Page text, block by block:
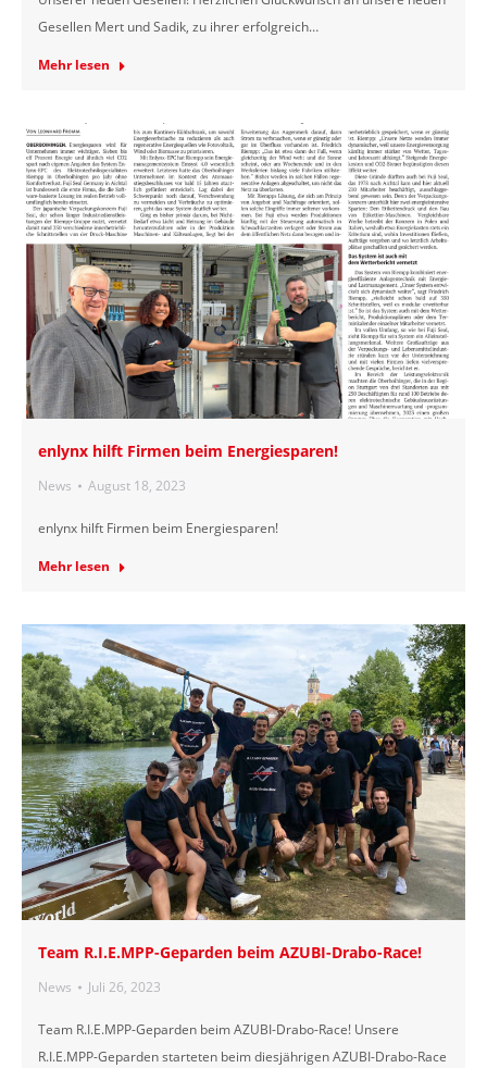
Gesellen Mert und Sadik, zu ihrer erfolgreich…
Mehr lesen
enlynx hilft Firmen beim Energiesparen!
News August 18, 2023
enlynx hilft Firmen beim Energiesparen!
Mehr lesen
Team R.I.E.MPP-Geparden beim AZUBI-Drabo-Race!
News Juli 26, 2023
Team R.I.E.MPP-Geparden beim AZUBI-Drabo-Race! Unsere
R.I.E.MPP-Geparden starteten beim diesjährigen AZUBI-Drabo-Race